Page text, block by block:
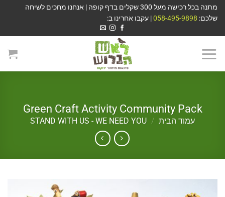
מתנה בכל רכישה מעל 300 שקלים בדף קופה | אנחנו מחכים לשיחה
שלכם: 058-495-9898| עקבו אחרינו ב:
Green Craft Activity Community Pack
עמוד הבית /
STAND WITH US - WE NEED YOU